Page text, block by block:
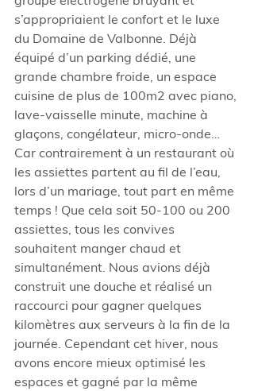
s’appropriaient le confort et le luxe
du Domaine de Valbonne. Déjà
équipé d’un parking dédié, une
grande chambre froide, un espace
cuisine de plus de 100m2 avec piano,
lave-vaisselle minute, machine à
glaçons, congélateur, micro-onde…
Car contrairement à un restaurant où
les assiettes partent au fil de l’eau,
lors d’un mariage, tout part en même
temps ! Que cela soit 50-100 ou 200
assiettes, tous les convives
souhaitent manger chaud et
simultanément. Nous avions déjà
construit une douche et réalisé un
raccourci pour gagner quelques
kilomètres aux serveurs à la fin de la
journée. Cependant cet hiver, nous
avons encore mieux optimisé les
espaces et gagné par la même